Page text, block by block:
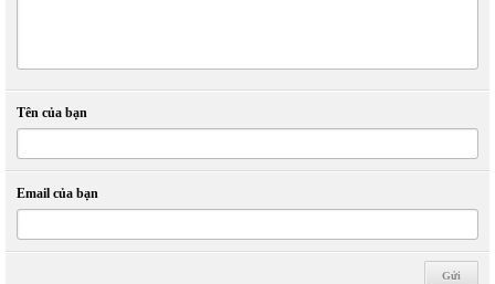
Tên của bạn
Email của bạn